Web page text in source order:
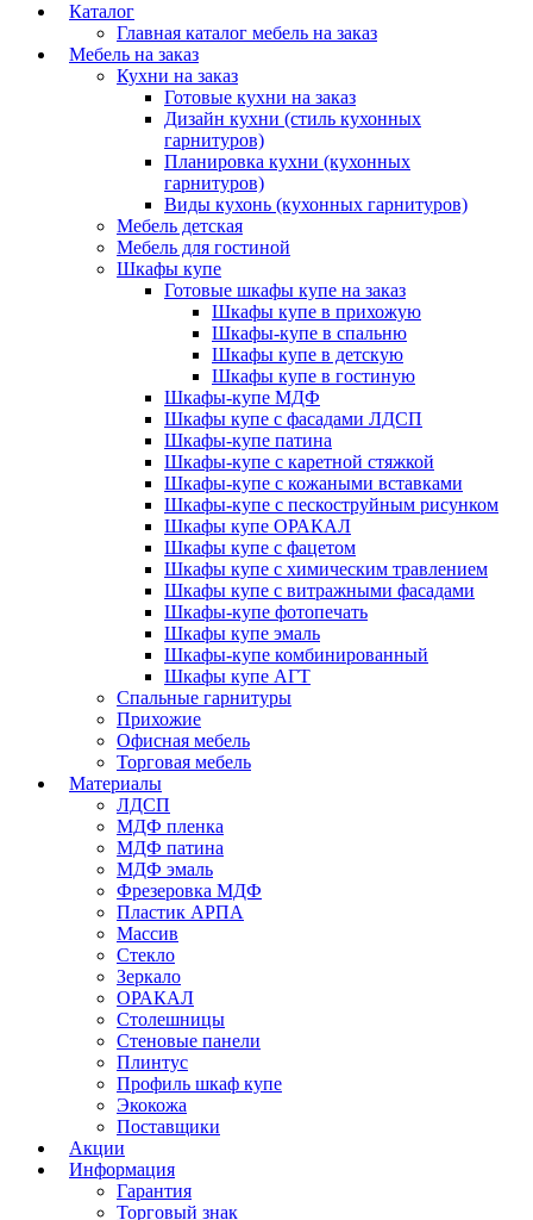
Каталог
Главная каталог мебель на заказ
Мебель на заказ
Кухни на заказ
Готовые кухни на заказ
Дизайн кухни (стиль кухонных
гарнитуров)
Планировка кухни (кухонных
гарнитуров)
Виды кухонь (кухонных гарнитуров)
Мебель детская
Мебель для гостиной
Шкафы купе
Готовые шкафы купе на заказ
Шкафы купе в прихожую
Шкафы-купе в спальню
Шкафы купе в детскую
Шкафы купе в гостиную
Шкафы-купе МДФ
Шкафы купе с фасадами ЛДСП
Шкафы-купе патина
Шкафы-купе с каретной стяжкой
Шкафы-купе с кожаными вставками
Шкафы-купе с пескоструйным рисунком
Шкафы купе ОРАКАЛ
Шкафы купе с фацетом
Шкафы купе с химическим травлением
Шкафы купе с витражными фасадами
Шкафы-купе фотопечать
Шкафы купе эмаль
Шкафы-купе комбинированный
Шкафы купе АГТ
Спальные гарнитуры
Прихожие
Офисная мебель
Торговая мебель
Материалы
ЛДСП
МДФ пленка
МДФ патина
МДФ эмаль
Фрезеровка МДФ
Пластик АРПА
Массив
Стекло
Зеркало
ОРАКАЛ
Столешницы
Стеновые панели
Плинтус
Профиль шкаф купе
Экокожа
Поставщики
Акции
Информация
Гарантия
Торговый знак